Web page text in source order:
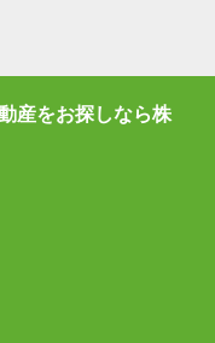
産をお探しなら株